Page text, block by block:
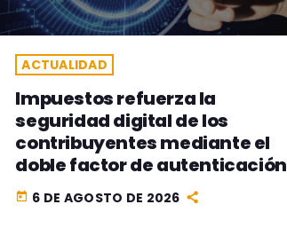
ACTUALIDAD
Impuestos refuerza la
seguridad digital de los
contribuyentes mediante el
doble factor de autenticación
today 6 DE AGOSTO DE 2026